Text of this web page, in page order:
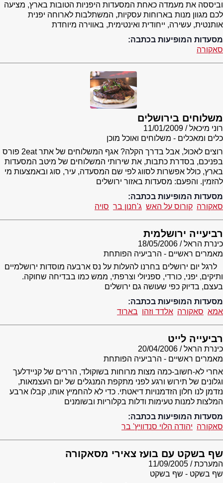
וביססה את מעמדה כאחת המסעדות היפניות הטובות בארץ, מציעה
לכם מגוון מנות בארוחות עסקיות, המשתלבות לארוחה יפנית
אותנטית, עשירה, ייחודית ואינטימית, באווירה מיוחדת
מסעדות המופיעות בכתבה:
סאקורה
משלוחים בירושלים
רוני מיכאל
11/01/2009
כלים ומאכלים - משלוחים ואוכל מוכן
רוצים לאכול, אבל בדרך הקלה? אגף המשלוחים של אתר 2eat פורס
בפניכם, בסדרת כתבות, את שירותי המשלוחים של מיטב המסעדות
בארץ, כולל אפשרות לסווג לפי שם המסעדה, עיר, סוג ובאמצעות מי
להזמין. והפעם: מסעדות באזור ירושלים
מסעדות המופיעות בכתבה:
סאקורה קורוס על האש ג'חנון בר סויה
רביעייה ירושלמית
כינרת הראל
18/05/2006
מאמרים ראשיים - הרביעיה הפותחת
לרגל יום ירושלים בחרנו להעלות על נס ארבעה מוסדות ירושלמיים
ותיקים, יפני, כורדי, ספניולי וצרפתי, ממש כמו בבדיחה שחוקה.
בעצם, בדיוק כפי שעושה גם ירושלים
מסעדות המופיעות בכתבה:
אמא סאקורה אלדד וזהו בארוד
רביעייה לייט
כינרת הראל
20/04/2006
מאמרים ראשיים - הרביעיה הפותחת
אחרי לא-חשוב-כמה מצות מרוחות בשוקולד, הררים של קניידלעך
וגלונים של תירוש ורגע לפני מתקפת המנגלים של יום העצמאות,
נזדמן לנו חלון הזדמנויות דיאטתי. כדי לא להחמיץ אותו, קבלו ארבע
המלצות למנות טעימות ודלות בקלוריות ובשומנים
מסעדות המופיעות בכתבה:
סאקורה יהודה הלוי סנדוויץ' בר
שף בשקט עם בועז צאירי מסאקורה
המערכת
11/09/2005
שף בשקט - שף בשקט